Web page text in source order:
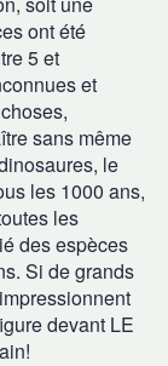
ont été
5 et
et
sans même
le
les 1000 ans,
les
des espèces
Si de grands
devant LE